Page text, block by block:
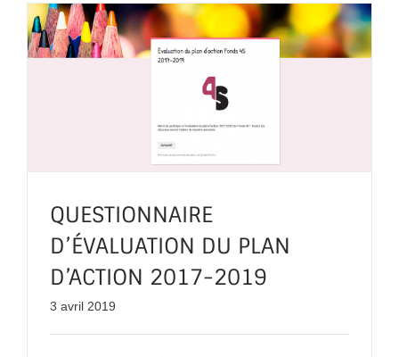
QUESTIONNAIRE
D’ÉVALUATION DU PLAN
D’ACTION 2017-2019
3 avril 2019